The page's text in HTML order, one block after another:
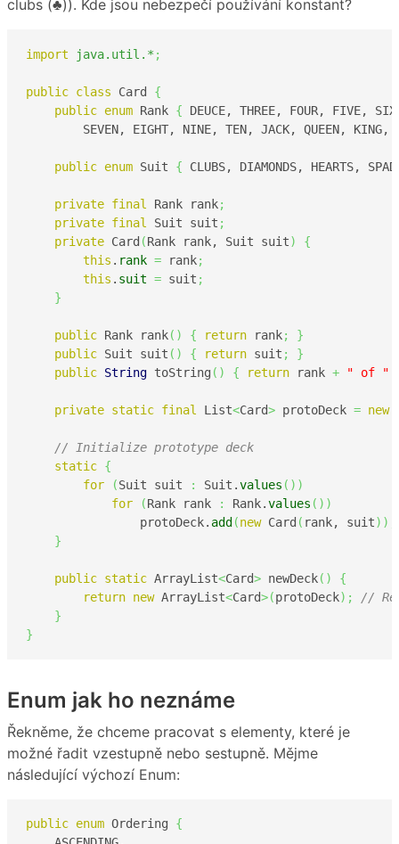
clubs (♣)). Kde jsou nebezpečí používání konstant?
import java.util.* ;
public class Card {
public enum Rank { DEUCE, THREE, FOUR, FIVE,
SEVEN, EIGHT, NINE, TEN, JACK, QUEEN, KING,
public enum Suit { CLUBS, DIAMONDS, HEARTS,
private final Rank rank;
private final Suit suit ;
private Card (Rank rank, Suit suit)
{
this . rank = rank;
this . suit = suit ;
}
public Rank rank( ) { return rank;
}
public Suit suit ( ) { return suit ;
}
public String toString ( ) { return rank + " of "
private static final List<Card> protoDeck = new
// Initialize prototype deck
static {
for
(Suit suit : Suit.values ( ) )
for
(Rank rank : Rank.values ( ) )
                protoDeck.
add(new Card ( rank, suit) )
}
public static ArrayList<Card> newDeck( )
{
return new ArrayList<Card>(protoDeck) ;
//
}
}
Enum jak ho neznáme
Řekněme, že chceme pracovat s elementy, které je
možné řadit vzestupně nebo sestupně. Mějme
následující výchozí Enum:
public enum Ordering {